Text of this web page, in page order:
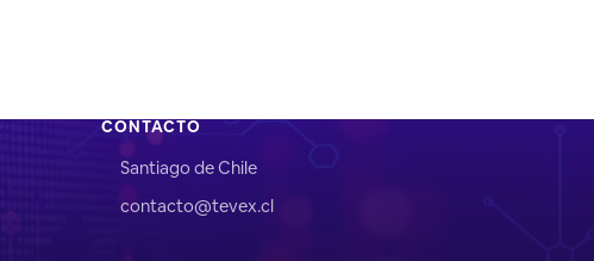
CONTACTO
Santiago de Chile
contacto@tevex.cl